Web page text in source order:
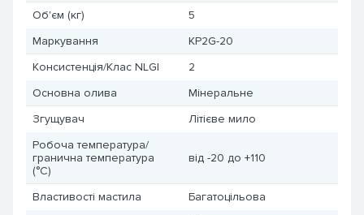
Об'єм (кг)
5
Маркування
KP2G-20
Консистенція/Клас NLGI
2
Основна олива
Мінеральне
Згущувач
Літієве мило
Робоча температура/
гранична температура
(°C)
від -20 до +110
Властивості мастила Багатоцільова